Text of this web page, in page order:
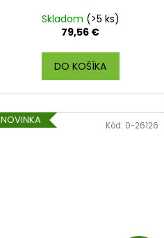
Skladom (>5 ks)
79,56 €
DO KOŠÍKA
NOVINKA Kód: 0-26126